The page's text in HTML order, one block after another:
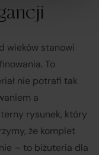
wieków stanowi
To
nie potrafi tak
a
rysunek, który
że komplet
– to biżuteria dla